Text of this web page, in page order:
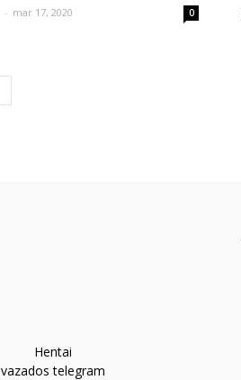
- mar 17, 2020 0
Hentai
vazados telegram